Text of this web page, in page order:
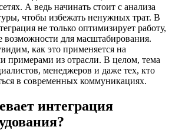
А ведь начинать стоит с анализа
чтобы избежать ненужных трат. В
не только оптимизирует работу,
возможности для масштабирования.
как это применяется на
примерами из отрасли. В целом, тема
менеджеров и даже тех, кто
в современных коммуникациях.
интеграция